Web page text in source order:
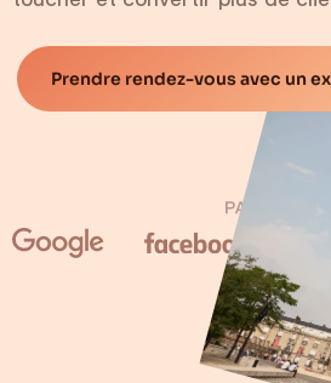
Prendre rendez-vous avec un